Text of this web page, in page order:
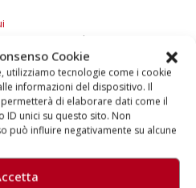
Cookie
utilizziamo tecnologie come i cookie
informazioni del dispositivo. Il
di elaborare dati come il
unici su questo sito. Non
può influire negativamente su alcune
si possono donare 2 euro per
45526 da cellulare
PosteMobile, Coop Voce
è di 5 euro per ciascuna
TWT, Convergenze e
ciascuna chiamata da rete
e Tiscali.